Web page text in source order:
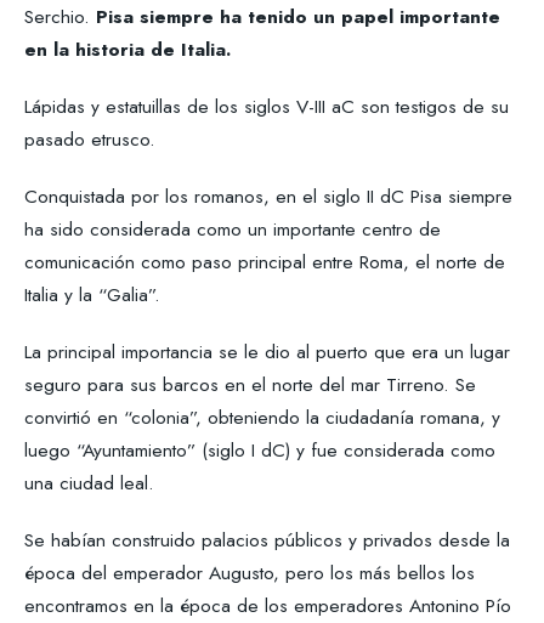
Serchio. Pisa siempre ha tenido un papel importante
en la historia de Italia.
Lápidas y estatuillas de los siglos V-III aC son testigos de su
pasado etrusco.
Conquistada por los romanos, en el siglo II dC Pisa siempre
ha sido considerada como un importante centro de
comunicación como paso principal entre Roma, el norte de
Italia y la “Galia”.
La principal importancia se le dio al puerto que era un lugar
seguro para sus barcos en el norte del mar Tirreno. Se
convirtió en “colonia”, obteniendo la ciudadanía romana, y
luego “Ayuntamiento” (siglo I dC) y fue considerada como
una ciudad leal.
Se habían construido palacios públicos y privados desde la
época del emperador Augusto, pero los más bellos los
encontramos en la época de los emperadores Antonino Pío